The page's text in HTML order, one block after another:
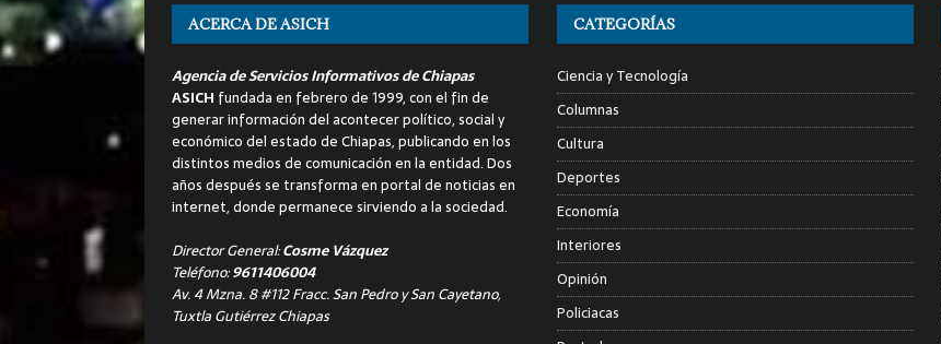
ACERCA DE ASICH
Agencia de Servicios Informativos de Chiapas
ASICH fundada en febrero de 1999, con el fin de
generar información del acontecer político, social y
económico del estado de Chiapas, publicando en los
distintos medios de comunicación en la entidad. Dos
años después se transforma en portal de noticias en
internet, donde permanece sirviendo a la sociedad.
Director General:Cosme Vázquez
Teléfono:9611406004
Av. 4 Mzna. 8 #112 Fracc. San Pedro y San Cayetano,
Tuxtla Gutiérrez Chiapas
CATEGORÍAS
Ciencia y Tecnología
Columnas
Cultura
Deportes
Economía
Interiores
Opinión
Policiacas